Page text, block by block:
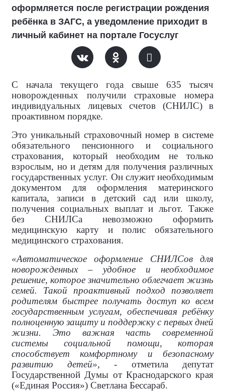
оформляется после регистрации рождения
ребёнка в ЗАГС, а уведомление приходит в
личный кабинет на портале Госуслуг
С начала текущего года свыше 635 тысяч
новорожденных получили страховые номера
индивидуальных лицевых счетов (СНИЛС) в
проактивном порядке.
Это уникальный страховочный номер в системе
обязательного пенсионного и социального
страхования, который необходим не только
взрослым, но и детям для получения различных
государственных услуг. Он служит необходимым
документом для оформления материнского
капитала, записи в детский сад или школу,
получения социальных выплат и льгот. Также
без СНИЛСа невозможно оформить
медицинскую карту и полис обязательного
медицинского страхования.
«Автоматическое оформление СНИЛСов для
новорожденных – удобное и необходимое
решение, которое значительно облегчает жизнь
семей. Такой проактивный подход позволяет
родителям быстрее получать доступ ко всем
государственным услугам, обеспечивая ребёнку
полноценную защиту и поддержку с первых дней
жизни. Это важная часть современной
системы социальной помощи, которая
способствует комфортному и безопасному
развитию детей», - отметила депутат
Государственной Думы от Краснодарского края
(«Единая Россия») Светлана Бессараб.